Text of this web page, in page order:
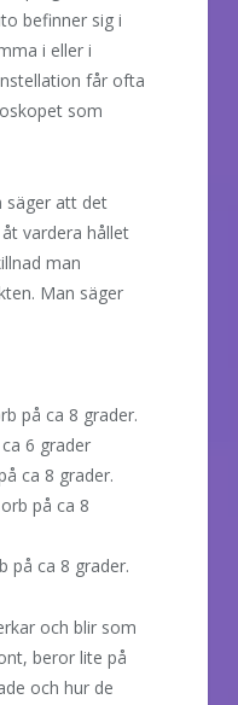
befinner sig i
i eller i
får ofta
som
säger att det
vardera hållet
man
Man säger
på ca 8 grader.
6 grader
ca 8 grader.
på ca 8
på ca 8 grader.
och blir som
beror lite på
och hur de